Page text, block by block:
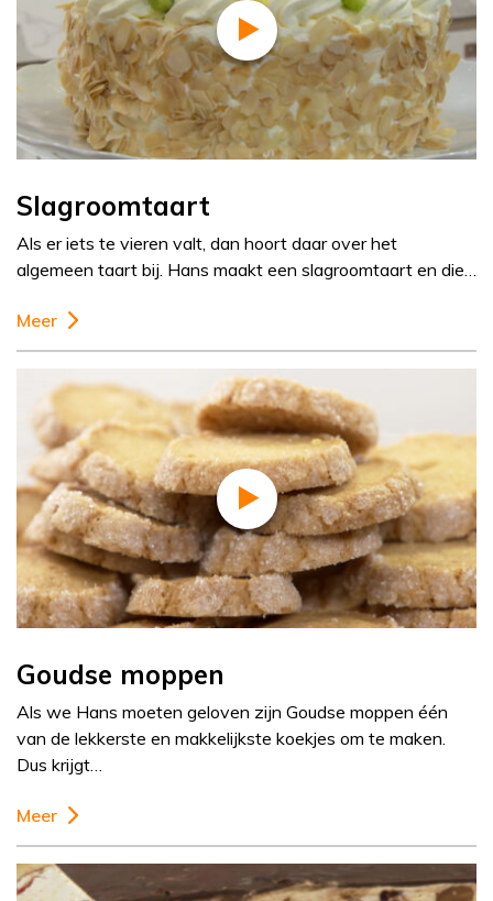
Slagroomtaart
Als er iets te vieren valt, dan hoort daar over het
algemeen taart bij. Hans maakt een slagroomtaart en die…
Meer
Goudse moppen
Als we Hans moeten geloven zijn Goudse moppen één
van de lekkerste en makkelijkste koekjes om te maken.
Dus krijgt…
Meer